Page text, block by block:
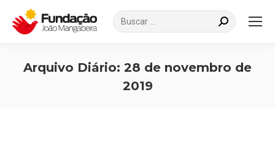
Search:
Arquivo Diário: 28 de novembro de
2019